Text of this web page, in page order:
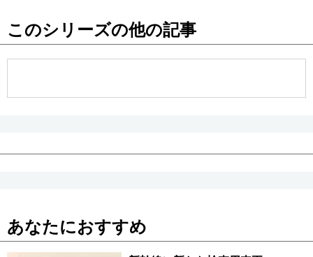
お知らせ
このシリーズの他の記事
あなたにおすすめ